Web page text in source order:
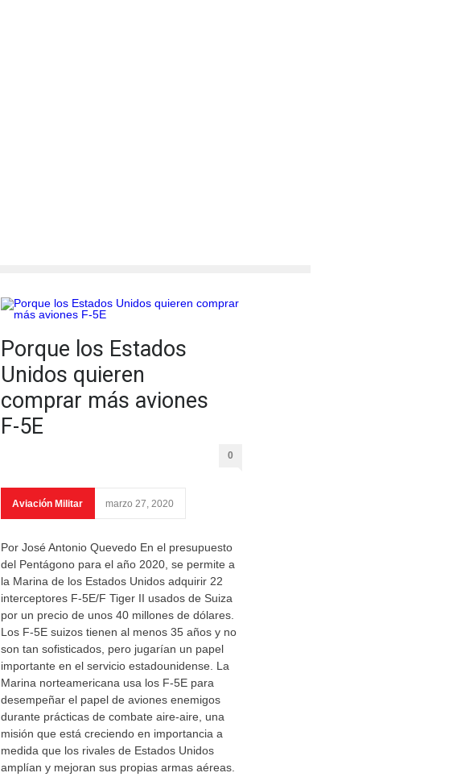
Porque los Estados
Unidos quieren
comprar más aviones
F-5E
0
Aviación Militar marzo 27, 2020
Por José Antonio Quevedo En el presupuesto
del Pentágono para el año 2020, se permite a
la Marina de los Estados Unidos adquirir 22
interceptores F-5E/F Tiger II usados de Suiza
por un precio de unos 40 millones de dólares.
Los F-5E suizos tienen al menos 35 años y no
son tan sofisticados, pero jugarían un papel
importante en el servicio estadounidense. La
Marina norteamericana usa los F-5E para
desempeñar el papel de aviones enemigos
durante prácticas de combate aire-aire, una
misión que está creciendo en importancia a
medida que los rivales de Estados Unidos
amplían y mejoran sus propias armas aéreas.